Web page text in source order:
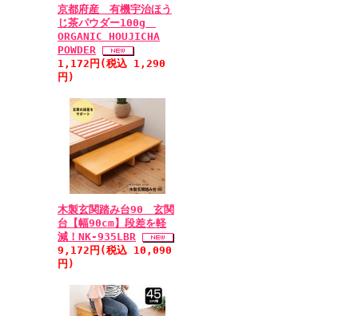
京都府産 有機宇治ほう
じ茶パウダー100g
ORGANIC HOUJICHA
POWDER
1,172円(税込 1,290
円)
木製玄関踏み台90 玄関
台【幅90cm】段差を軽
減！NK-935LBR
9,172円(税込 10,090
円)